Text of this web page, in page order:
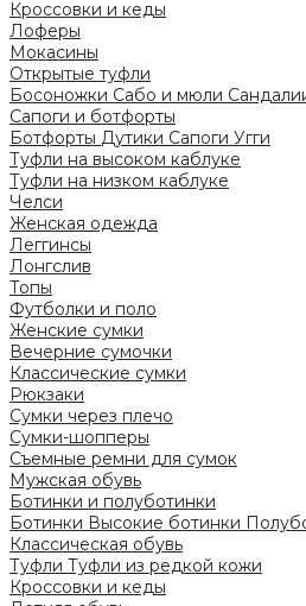
Кроссовки и кеды
Лоферы
Мокасины
Открытые туфли
Босоножки Сабо и мюли
Сапоги и ботфорты
Ботфорты Дутики Сапоги Угги
Туфли на высоком каблуке
Туфли на низком каблуке
Челси
Женская одежда
Леггинсы
Лонгслив
Топы
Футболки и поло
Женские сумки
Вечерние сумочки
Классические сумки
Рюкзаки
Сумки через плечо
Сумки-шопперы
Съемные ремни для сумок
Мужская обувь
Ботинки и полуботинки
Ботинки Высокие ботинки
Классическая обувь
Туфли Туфли из редкой кожи
Кроссовки и кеды